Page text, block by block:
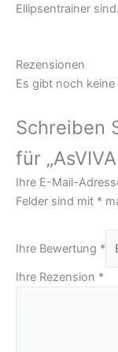
Ellipsentrainer sind.
Rezensionen
Es gibt noch keine
Schreiben
für
Ihre E-Mail-
Felder sind mit *
Ihre Bewertung *
Ihre Rezension *